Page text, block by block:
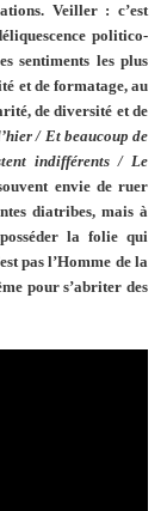
Veiller : c’est
politico-
sentiments les plus
et de formatage, au
de diversité et de
/ Et beaucoup de
indifférents / Le
envie de ruer
diatribes, mais à
la folie qui
pas l’Homme de la
pour s’abriter des